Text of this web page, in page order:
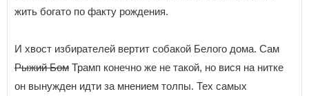
жить богато по факту рождения.
И хвост избирателей вертит собакой Белого дома. Сам
Рыжий Бом Трамп конечно же не такой, но вися на нитке
он вынужден идти за мнением толпы. Тех самых